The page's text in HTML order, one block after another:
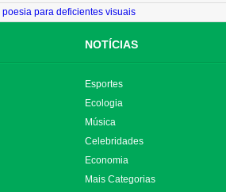
poesia para deficientes visuais
NOTÍCIAS
Esportes
Ecologia
Música
Celebridades
Economia
Mais Categorias